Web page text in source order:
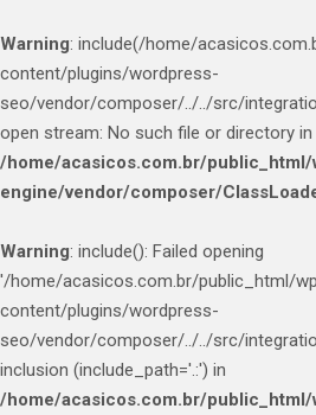
Warning: include(/home/
content/plugins/wordpress-
seo/vendor/composer/../../src/
open stream: No such file or directory in
/home/acasicos.com.br/
engine/vendor/composer/
Warning: include(): Failed opening
'/home/acasicos.com.br/public_html/
content/plugins/wordpress-
seo/vendor/composer/../../src/
inclusion (include_path='.:') in
/home/acasicos.com.br/